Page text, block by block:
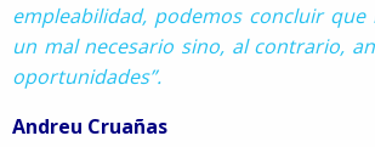
empleabilidad, podemos concluir
un mal necesario sino, al contrario,
oportunidades”.
Andreu Cruañas